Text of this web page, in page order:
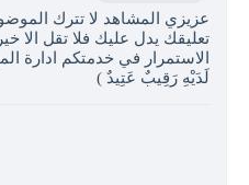
عزيزي المشاهد لا تترك
تعليقك يدل عليك فلا تقل الا
الاستمرار في خدمتكم ادارة
لَدَيْهِ رَقِيبٌ عَتِيدٌ )